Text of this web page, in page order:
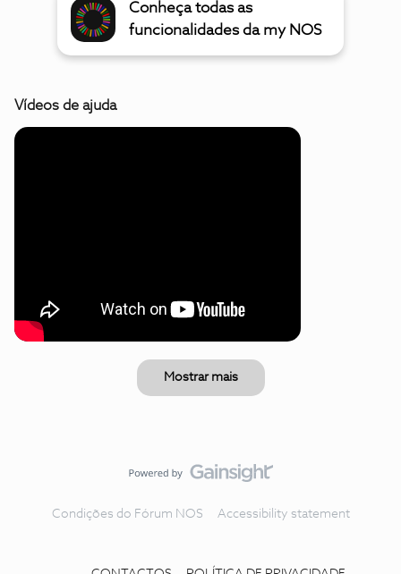
Conheça todas as
funcionalidades da my NOS
Vídeos de ajuda
Mostrar mais
Condições do Fórum NOS Accessibility statement